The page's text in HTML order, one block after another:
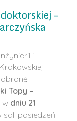
–
i
Topy –
w dniu 21
sali posiedzeń